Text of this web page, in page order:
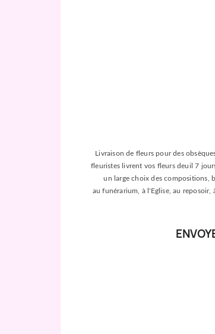
Livraison de fleurs pour des
fleuristes livrent vos fleurs deuil 7
un large choix des compositions,
au funérarium, à l'Eglise, au